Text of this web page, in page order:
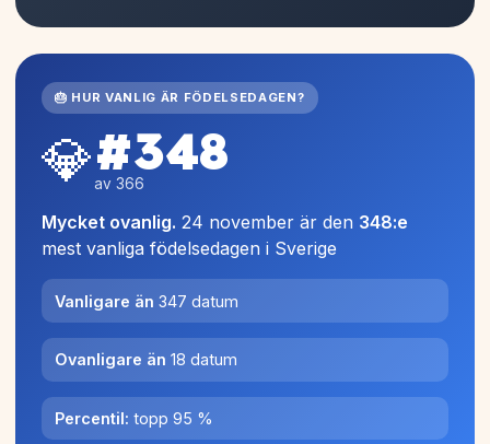
🎂 HUR VANLIG ÄR FÖDELSEDAGEN?
💎#348
av 366
Mycket ovanlig. 24 november är den 348:e
mest vanliga födelsedagen i Sverige
Vanligare än 347 datum
Ovanligare än 18 datum
Percentil: topp 95 %